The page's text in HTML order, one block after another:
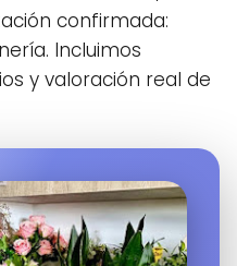
confirmada:
Incluimos
y valoración real de